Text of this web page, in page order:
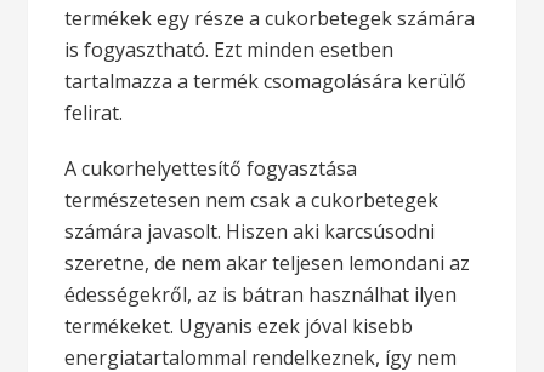
termékek egy része a cukorbetegek számára
is fogyasztható. Ezt minden esetben
tartalmazza a termék csomagolására kerülő
felirat.
A cukorhelyettesítő fogyasztása
természetesen nem csak a cukorbetegek
számára javasolt. Hiszen aki karcsúsodni
szeretne, de nem akar teljesen lemondani az
édességekről, az is bátran használhat ilyen
termékeket. Ugyanis ezek jóval kisebb
energiatartalommal rendelkeznek, így nem